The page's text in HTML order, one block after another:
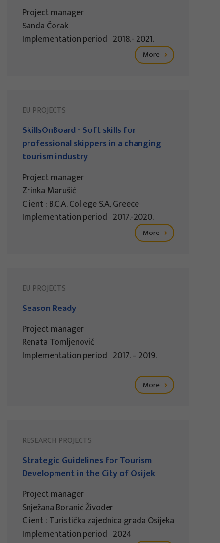
Project manager
Sanda Čorak
Implementation period : 2018.- 2021.
More
EU PROJECTS
SkillsOnBoard - Soft skills for
professional skippers in a changing
tourism industry
Project manager
Zrinka Marušić
Client : B.C.A. College S.A, Greece
Implementation period : 2017.-2020.
More
EU PROJECTS
Season Ready
Project manager
Renata Tomljenović
Implementation period : 2017. – 2019.
More
RESEARCH PROJECTS
Strategic Guidelines for Tourism
Development in the City of Osijek
Project manager
Snježana Boranić Živoder
Client : Turistička zajednica grada Osijeka
Implementation period : 2024